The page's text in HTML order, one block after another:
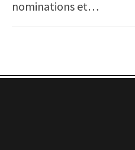
nominations et…